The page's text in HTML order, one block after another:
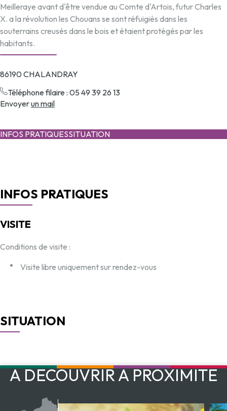
Meilleraye avant d'être vendue au Comte d'Artois, futur Charles
X. a la révolution les Chouans se sont réfuigiés dans les
souterrains creusés dans le bois et étaient protégés par les
habitants.
86190 CHALANDRAY
Téléphone filaire : 05 49 39 26 13
Envoyerun mail
INFOS PRATIQUESSITUATION
INFOS PRATIQUES
VISITE
Conditions de visite :
Visite libre uniquement sur rendez-vous
SITUATION
Château et Jardins de la Motte
À DÉCOUVRIR À PROXIMITÉ